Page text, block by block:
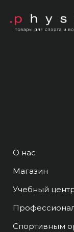
О нас
Магазин
Учебный
Спортивным